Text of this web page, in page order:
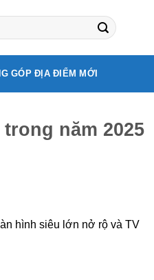
GÓP ĐỊA ĐIỂM MỚI
năm 2025
hình siêu lớn nở rộ và TV